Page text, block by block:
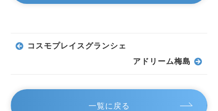
コスモプレイスグランシェ
アドリーム梅島
一覧に戻る